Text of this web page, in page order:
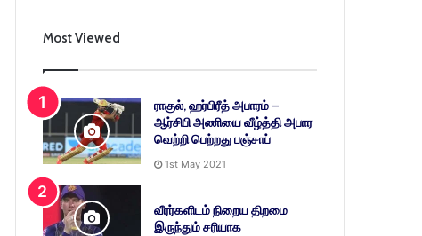
Most Viewed
ராகுல், ஹர்பிரீத் அபாரம் –
ஆர்சிபி அணியை வீழ்த்தி அபார
வெற்றி பெற்றது பஞ்சாப்
1st May 2021
வீரர்களிடம் நிறைய திறமை
இருந்தும் சரியாக